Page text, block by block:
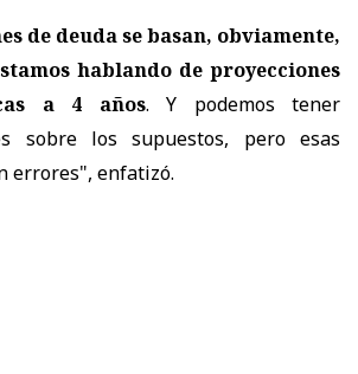
de deuda se basan, obviamente,
hablando de proyecciones
a 4 años. Y podemos tener
sobre los supuestos, pero esas
errores", enfatizó.